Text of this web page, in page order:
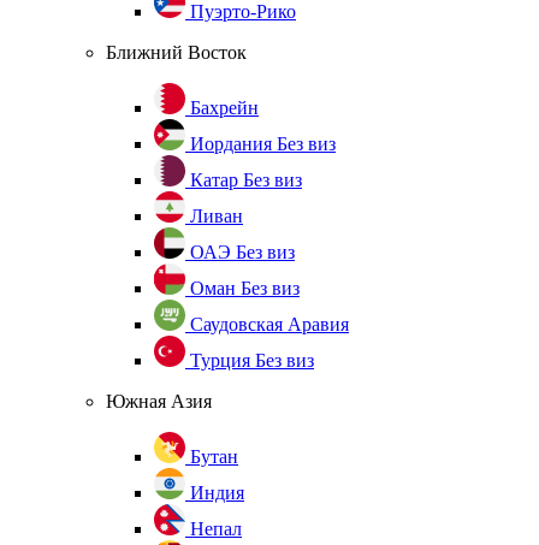
Пуэрто-Рико
Ближний Восток
Бахрейн
Иордания Без виз
Катар Без виз
Ливан
ОАЭ Без виз
Оман Без виз
Саудовская Аравия
Турция Без виз
Южная Азия
Бутан
Индия
Непал